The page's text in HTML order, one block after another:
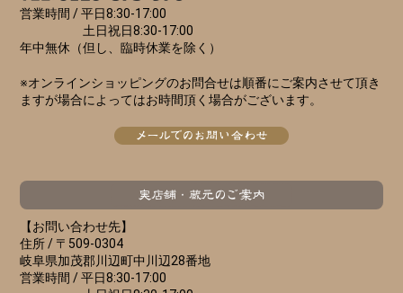
営業時間 / 平日8:30-17:00
土日祝日8:30-17:00
年中無休（但し、臨時休業を除く）
※オンラインショッピングのお問合せは順番にご案内させて頂き
ますが場合によってはお時間頂く場合がございます。
【お問い合わせ先】
住所 / 〒509-0304
岐阜県加茂郡川辺町中川辺28番地
営業時間 / 平日8:30-17:00